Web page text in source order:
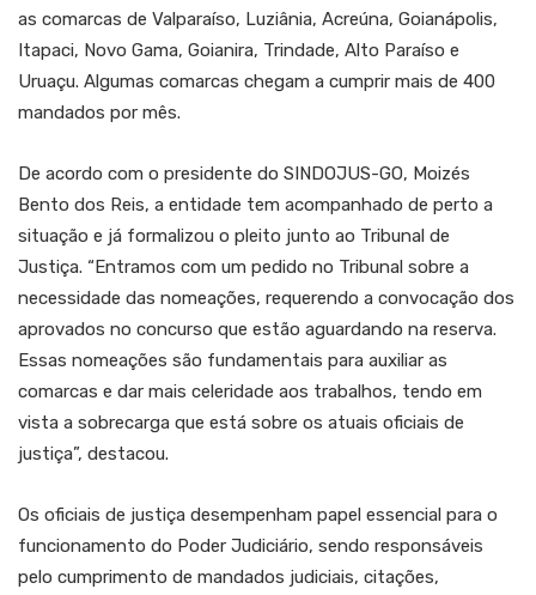
as comarcas de Valparaíso, Luziânia, Acreúna, Goianápolis,
Itapaci, Novo Gama, Goianira, Trindade, Alto Paraíso e
Uruaçu. Algumas comarcas chegam a cumprir mais de 400
mandados por mês.
De acordo com o presidente do SINDOJUS-GO, Moizés
Bento dos Reis, a entidade tem acompanhado de perto a
situação e já formalizou o pleito junto ao Tribunal de
Justiça. “Entramos com um pedido no Tribunal sobre a
necessidade das nomeações, requerendo a convocação dos
aprovados no concurso que estão aguardando na reserva.
Essas nomeações são fundamentais para auxiliar as
comarcas e dar mais celeridade aos trabalhos, tendo em
vista a sobrecarga que está sobre os atuais oficiais de
justiça”, destacou.
Os oficiais de justiça desempenham papel essencial para o
funcionamento do Poder Judiciário, sendo responsáveis
pelo cumprimento de mandados judiciais, citações,